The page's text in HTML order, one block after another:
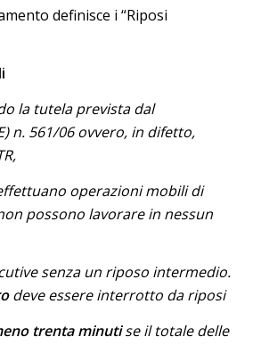
definisce i “Riposi
la tutela prevista dal
n. 561/06 ovvero, in difetto,
operazioni mobili di
possono lavorare in nessun
senza un riposo intermedio.
deve essere interrotto da riposi
trenta minutise il totale delle